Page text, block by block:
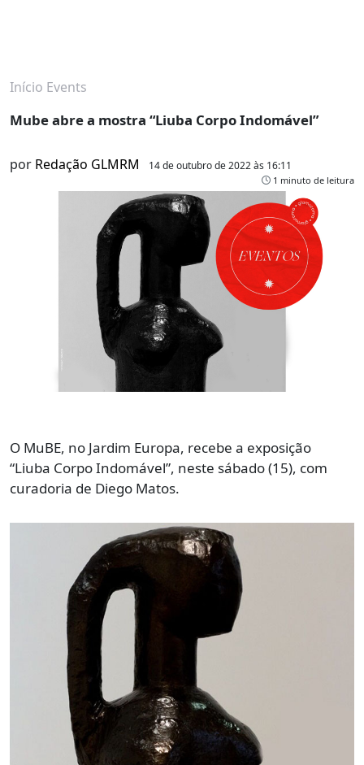
Início Events
Mube abre a mostra “Liuba Corpo Indomável”
por Redação GLMRM 14 de outubro de 2022 às 16:11
1 minuto de leitura
O MuBE, no Jardim Europa, recebe a exposição
“Liuba Corpo Indomável”, neste sábado (15), com
curadoria de Diego Matos.